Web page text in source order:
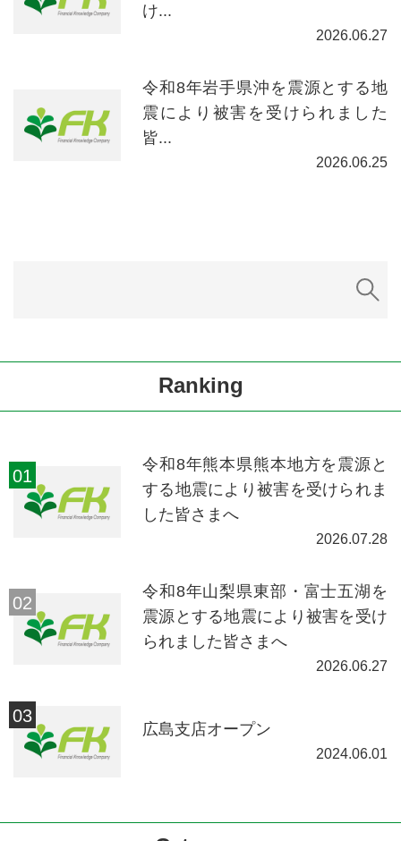
け...
2026.06.27
令和8年岩手県沖を震源とする地
震により被害を受けられました
皆...
2026.06.25
Ranking
令和8年熊本県熊本地方を震源と
する地震により被害を受けられま
した皆さまへ
2026.07.28
令和8年山梨県東部・富士五湖を
震源とする地震により被害を受け
られました皆さまへ
2026.06.27
広島支店オープン
2024.06.01